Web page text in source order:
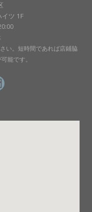
ツ 1F
い。短時間であれば店鋪脇
能です。